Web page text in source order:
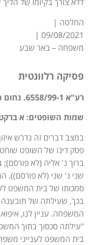
החלטה |
09/08/2021 |
משפחה – באר שבע
פסיקה רלוונטית
רע"א 6558/99-1. נחום חבס נגד דין חבס
שמות השופטים: א
במצב דברים זה נדרש
סמכותו של בית המשפט
בכך, שעילתה של תובענה
המשפחה. עניין לנו,
"עילתה סכסוך בתוך
בית המשפט לענייני